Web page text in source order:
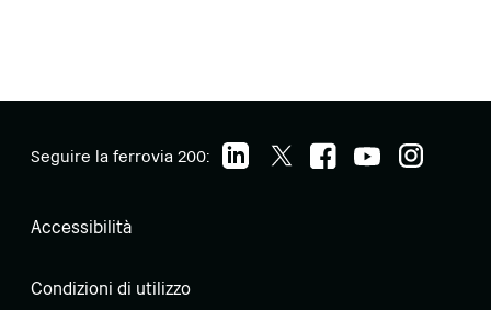
Seguire la ferrovia 200:
Accessibilità
Condizioni di utilizzo